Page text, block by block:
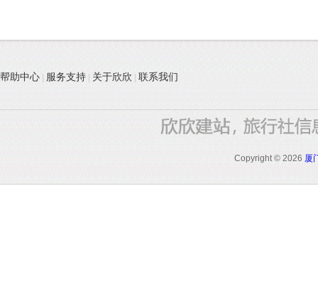
帮助中心 服务支持 关于欣欣 联系我们
Copyright© 2026 厦